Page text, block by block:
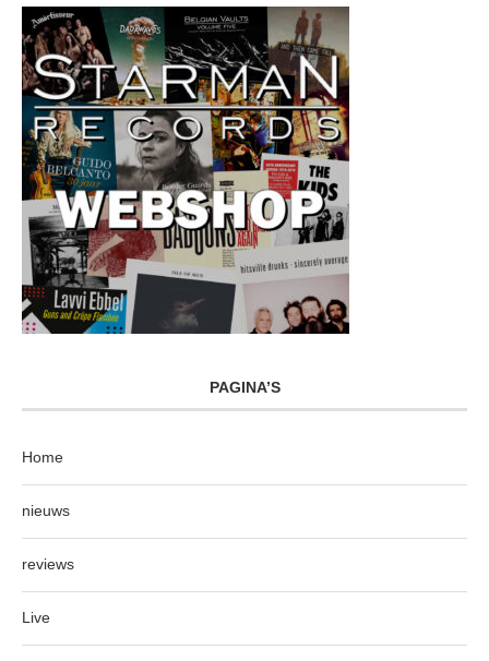
PAGINA’S
Home
nieuws
reviews
Live